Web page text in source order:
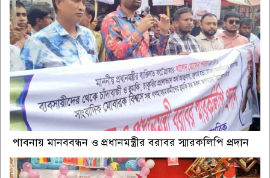
পাবনায় মানববন্ধন ও প্রধানমন্ত্রীর বরাবর স্মারকলিপি প্রদান